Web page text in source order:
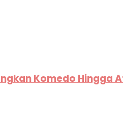
Komedo Hingga